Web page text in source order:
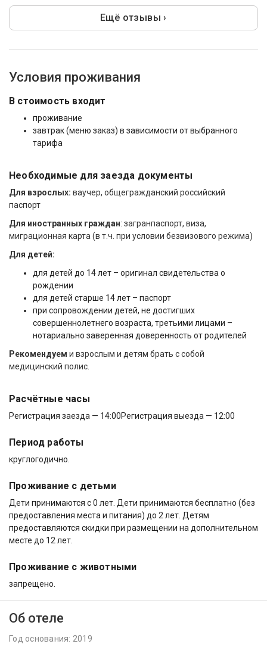
Ещё отзывы ›
Условия проживания
В стоимость входит
проживание
завтрак (меню заказ) в зависимости от выбранного
тарифа
Необходимые для заезда документы
Для взрослых: ваучер, общегражданский российский
паспорт
Для иностранных граждан: загранпаспорт, виза,
миграционная карта (в т.ч. при условии безвизового режима)
Для детей:
для детей до 14 лет – оригинал свидетельства о
рождении
для детей старше 14 лет – паспорт
при сопровождении детей, не достигших
совершеннолетнего возраста, третьими лицами –
нотариально заверенная доверенность от родителей
Рекомендуем и взрослым и детям брать с собой
медицинский полис.
Расчётные часы
Регистрация заезда — 14:00Регистрация выезда — 12:00
Период работы
круглогодично.
Проживание с детьми
Дети принимаются с 0 лет. Дети принимаются бесплатно (без
предоставления места и питания) до 2 лет. Детям
предоставляются скидки при размещении на дополнительном
месте до 12 лет.
Проживание с животными
запрещено.
Об отеле
Год основания: 2019